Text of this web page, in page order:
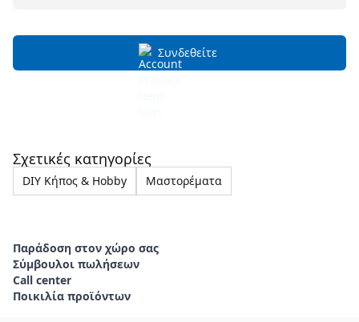
Συνδεθείτε
Σχετικές κατηγορίες
DIY Κήπος & Hobby Μαστορέματα
Παράδοση στον χώρο σας
Σύμβουλοι πωλήσεων
Call center
Ποικιλία προϊόντων